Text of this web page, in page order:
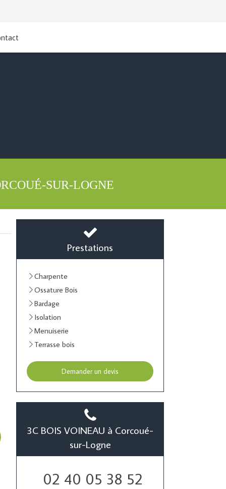
SUR-LOGNE
Prestations
Charpente
Ossature Bois
Bardage
Isolation
Menuiserie
Terrasse bois
Demander un devis
3C BOIS VOINEAU à Corcoué-
sur-Logne
02 40 05 38 52